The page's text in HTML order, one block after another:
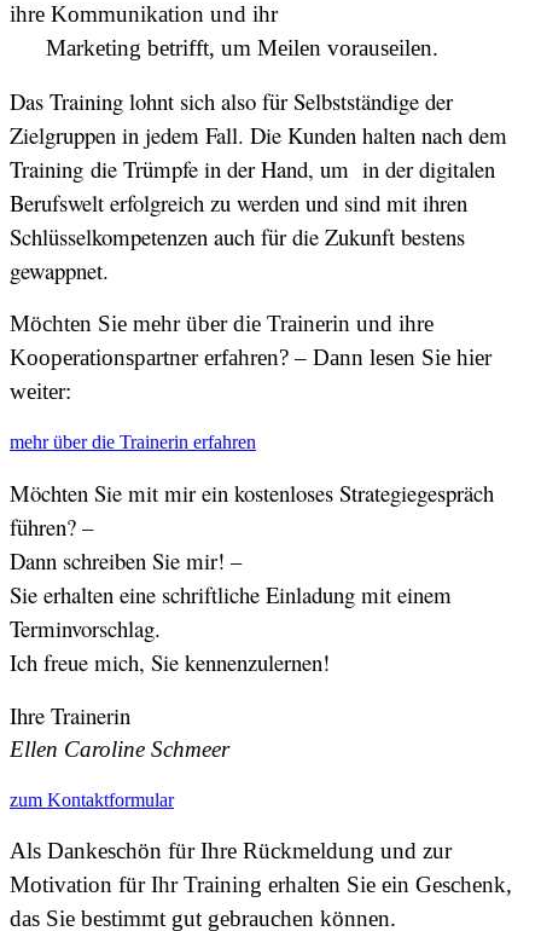
ihre Kommunikation und ihr
Marketing betrifft, um Meilen vorauseilen.
Das Training lohnt sich also für Selbstständige der
Zielgruppen in jedem Fall. Die Kunden halten nach dem
Training die Trümpfe in der Hand, um in der digitalen
Berufswelt erfolgreich zu werden und sind mit ihren
Schlüsselkompetenzen auch für die Zukunft bestens
gewappnet.
Möchten Sie mehr über die Trainerin und ihre
Kooperationspartner erfahren? – Dann lesen Sie hier
weiter:
mehr über die Trainerin erfahren
Möchten Sie mit mir ein kostenloses Strategiegespräch
führen? –
Dann schreiben Sie mir! –
Sie erhalten eine schriftliche Einladung mit einem
Terminvorschlag.
Ich freue mich, Sie kennenzulernen!
Ihre Trainerin
Ellen Caroline Schmeer
zum Kontaktformular
Als Dankeschön für Ihre Rückmeldung und zur
Motivation für Ihr Training erhalten Sie ein Geschenk,
das Sie bestimmt gut gebrauchen können.